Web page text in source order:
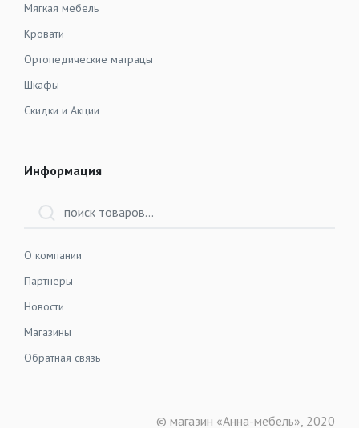
Мягкая мебель
Кровати
Ортопедические матрацы
Шкафы
Скидки и Акции
Информация
О компании
Партнеры
Новости
Магазины
Обратная связь
© магазин «Анна-мебель», 2020